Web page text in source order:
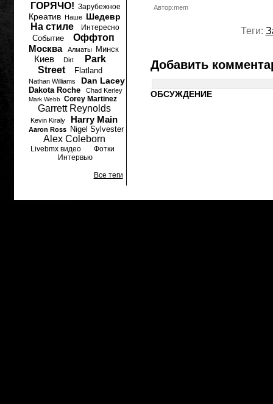
Автор:mem
Теги:
Добавить
ОБСУЖДЕНИЕ
ГОРЯЧО! Зарубежное
Креатив Наше Шедевр
На стиле Интересно
Событие
Оффтоп
Москва
Алматы Минск
Киев Dirt
Park
Street
Flatland
Nathan Williams Dan Lacey
Dakota Roche Chad Kerley
Mark Webb Corey Martinez
Garrett Reynolds
Kevin Kiraly Harry Main
Aaron Ross Nigel Sylvester
Alex Coleborn
Livebmx видео
Фотки
Интервью
Все теги